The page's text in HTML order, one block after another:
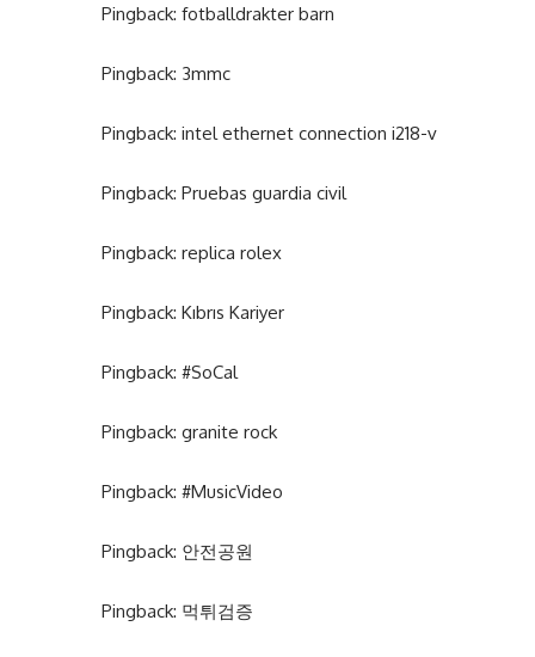
Pingback: fotballdrakter barn
Pingback: 3mmc
Pingback: intel ethernet connection i218-v
Pingback: Pruebas guardia civil
Pingback: replica rolex
Pingback: Kıbrıs Kariyer
Pingback: #SoCal
Pingback: granite rock
Pingback: #MusicVideo
Pingback: 안전공원
Pingback: 먹튀검증